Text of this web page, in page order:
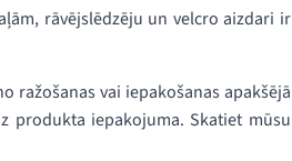
rāvējslēdzēju un velcro aizdari ir
ražošanas vai iepakošanas apakšējā
produkta iepakojuma. Skatiet mūsu